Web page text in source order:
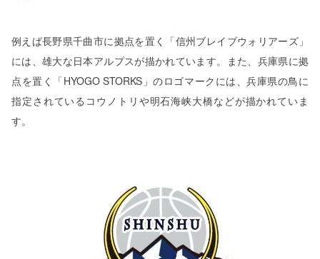
例えば長野県千曲市に拠点を置く「信州ブレイブウォリアーズ」
には、雄大な日本アルプスが描かれています。また、兵庫県に拠
点を置く「HYOGO STORKS」のロゴマークには、兵庫県の鳥に
指定されているコウノトリや明石海峡大橋などが描かれていま
す。